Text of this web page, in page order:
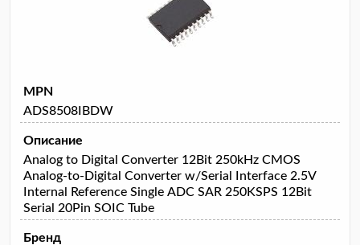
MPN
ADS8508IBDW
Описание
Analog to Digital Converter 12Bit 250kHz CMOS
Analog-to-Digital Converter w/Serial Interface 2.5V
Internal Reference Single ADC SAR 250KSPS 12Bit
Serial 20Pin SOIC Tube
Бренд